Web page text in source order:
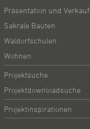
Präsentation und Verkauf
Sakrale Bauten
Waldorfschulen
Wohnen
Projektsuche
Projektdownloadsuche
Projektinspirationen